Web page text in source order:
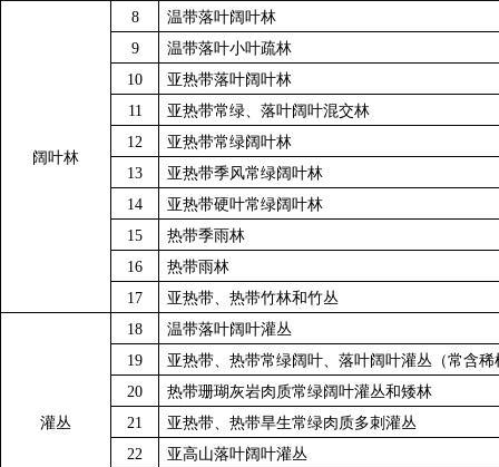
阔叶林
8
温带落叶阔叶林
9
温带落叶小叶疏林
10
亚热带落叶阔叶林
11
亚热带常绿、落叶阔叶混交林
12
亚热带常绿阔叶林
13
亚热带季风常绿阔叶林
14
亚热带硬叶常绿阔叶林
15
热带季雨林
16
热带雨林
17
亚热带、热带竹林和竹丛
灌丛
18
温带落叶阔叶灌丛
19
亚热带、热带常绿阔叶、落叶阔叶灌丛（常含稀
20
热带珊瑚灰岩肉质常绿阔叶灌丛和矮林
21
亚热带、热带旱生常绿肉质多刺灌丛
22
亚高山落叶阔叶灌丛